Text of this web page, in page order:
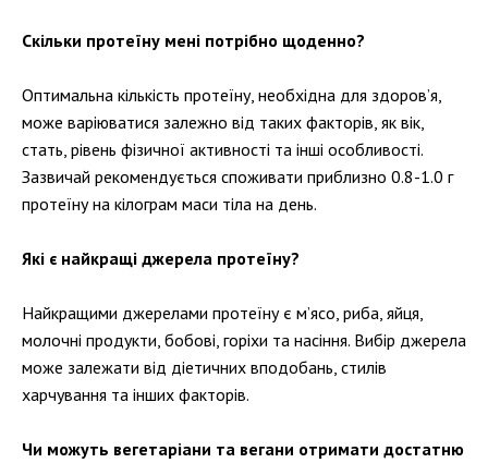
Скільки протеїну мені потрібно щоденно?
Оптимальна кількість протеїну, необхідна для здоров’я,
може варіюватися залежно від таких факторів, як вік,
стать, рівень фізичної активності та інші особливості.
Зазвичай рекомендується споживати приблизно 0.8-1.0 г
протеїну на кілограм маси тіла на день.
Які є найкращі джерела протеїну?
Найкращими джерелами протеїну є м’ясо, риба, яйця,
молочні продукти, бобові, горіхи та насіння. Вибір джерела
може залежати від діетичних вподобань, стилів
харчування та інших факторів.
Чи можуть вегетаріани та вегани отримати достатню